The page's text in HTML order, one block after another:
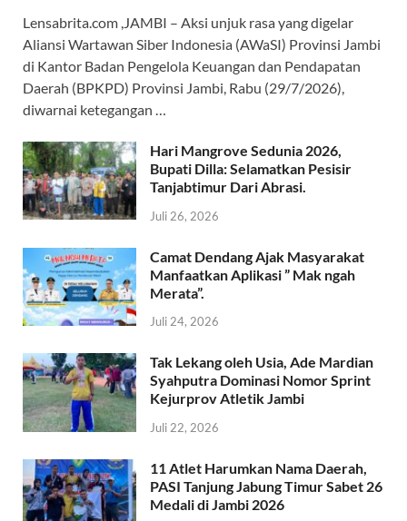
c
o
o
k
a
t
A
p
p
l
e
r
a
m
a
i
t
e
r
Lensabrita.com ,JAMBI – Aksi unjuk rasa yang digelar
Aliansi Wartawan Siber Indonesia (AWaSI) Provinsi Jambi
di Kantor Badan Pengelola Keuangan dan Pendapatan
Daerah (BPKPD) Provinsi Jambi, Rabu (29/7/2026),
diwarnai ketegangan …
Hari Mangrove Sedunia 2026,
Bupati Dilla: Selamatkan Pesisir
Tanjabtimur Dari Abrasi.
Juli 26, 2026
Camat Dendang Ajak Masyarakat
Manfaatkan Aplikasi ” Mak ngah
Merata”.
Juli 24, 2026
Tak Lekang oleh Usia, Ade Mardian
Syahputra Dominasi Nomor Sprint
Kejurprov Atletik Jambi
Juli 22, 2026
11 Atlet Harumkan Nama Daerah,
PASI Tanjung Jabung Timur Sabet 26
Medali di Jambi 2026